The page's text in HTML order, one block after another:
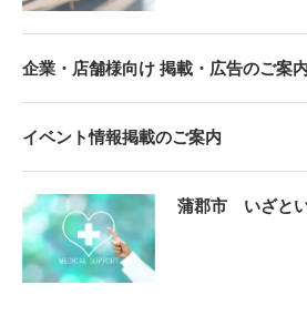
企業・店舗様向け 掲載・広告のご案内
イベント情報掲載のご案内
蒲郡市 いざと